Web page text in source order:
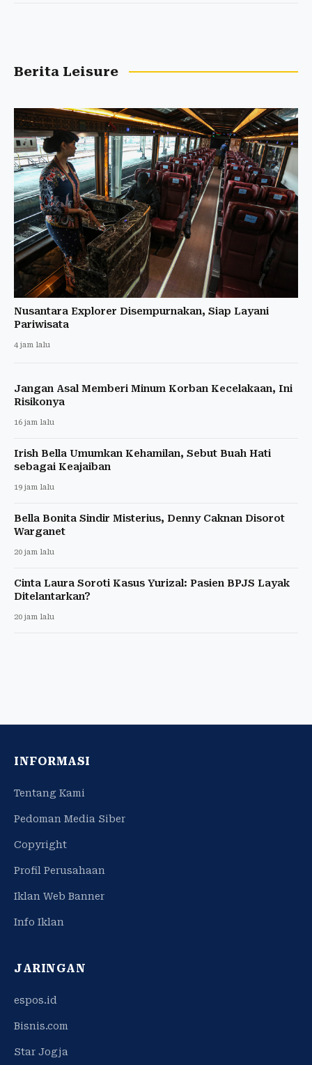
Berita Leisure
Nusantara Explorer Disempurnakan, Siap Layani
Pariwisata
4 jam lalu
Jangan Asal Memberi Minum Korban Kecelakaan, Ini
Risikonya
16 jam lalu
Irish Bella Umumkan Kehamilan, Sebut Buah Hati
sebagai Keajaiban
19 jam lalu
Bella Bonita Sindir Misterius, Denny Caknan Disorot
Warganet
20 jam lalu
Cinta Laura Soroti Kasus Yurizal: Pasien BPJS Layak
Ditelantarkan?
20 jam lalu
INFORMASI
Tentang Kami
Pedoman Media Siber
Copyright
Profil Perusahaan
Iklan Web Banner
Info Iklan
JARINGAN
espos.id
Bisnis.com
Star Jogja